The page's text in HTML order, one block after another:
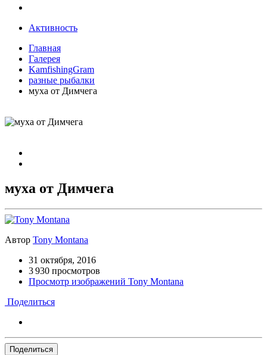
Активность
Главная
Галерея
KamfishingGram
разные рыбалки
муха от Димчега
муха от Димчега
Автор Tony Montana
31 октября, 2016
3 930 просмотров
Просмотр изображений Tony Montana
Поделиться
Поделиться